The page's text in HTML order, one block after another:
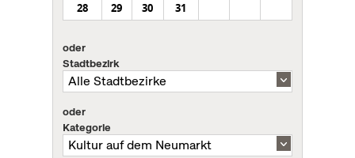
28
29 30 31
oder
Stadtbezirk
oder
Kategorie